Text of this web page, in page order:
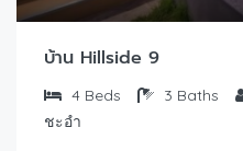
บ้าน Hillside 9
4 Beds 3 Baths
ชะอำ